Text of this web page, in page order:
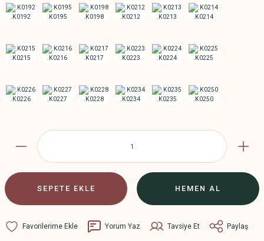
SEPETE EKLE HEMEN AL
Yorum Yaz Tavsiye Et Paylaş